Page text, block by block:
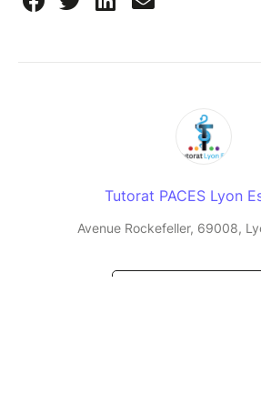
Tutorat PACES Lyon
Avenue Rockefeller, 69008,